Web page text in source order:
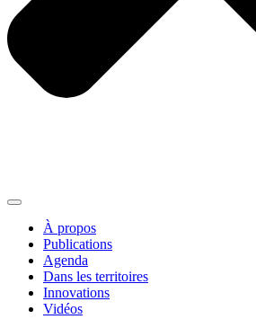
À propos
Publications
Agenda
Dans les territoires
Innovations
Vidéos